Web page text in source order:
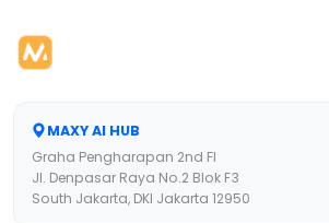
MAXY AI HUB
Graha Pengharapan 2nd Fl
Jl. Denpasar Raya No.2 Blok F3
South Jakarta, DKI Jakarta 12950